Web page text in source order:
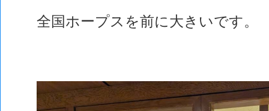
全国ホープスを前に大きいです